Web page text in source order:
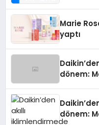
Marie
yaptı
dönem:
dönem: